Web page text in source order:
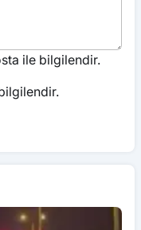
ile bilgilendir.